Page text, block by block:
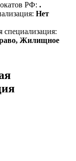
РФ: .
Нет
специализация:
Жилищное